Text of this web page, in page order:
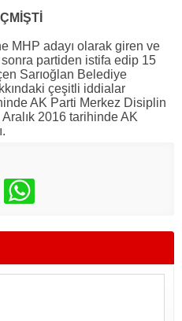
MHP adayı olarak giren ve
partiden istifa edip 15
Sarıoğlan Belediye
çeşitli iddialar
AK Parti Merkez Disiplin
2016 tarihinde AK